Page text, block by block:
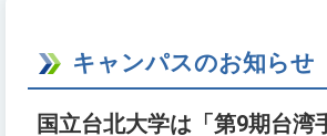
キャンパスのお知らせ
国立台北大学は「第9期台湾